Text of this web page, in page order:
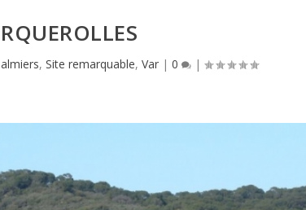
, Site remarquable, Var| 0 |